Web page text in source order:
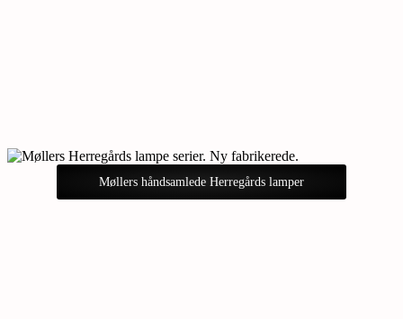
Møllers håndsamlede Herregårds lamper